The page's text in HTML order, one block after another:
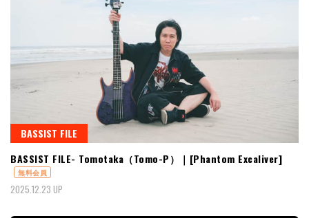
BASSIST FILE
BASSIST FILE- Tomotaka（Tomo-P）｜[Phantom Excaliver]
無料会員
2025.12.23 UP